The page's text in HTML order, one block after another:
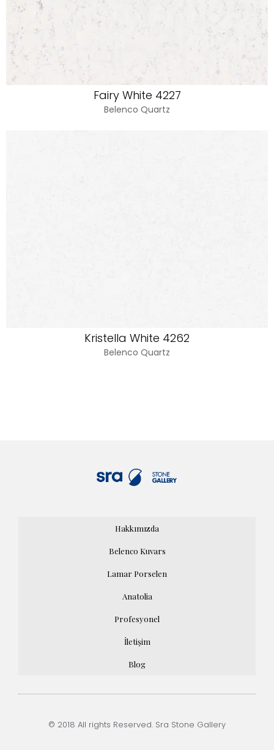
Fairy White 4227
Belenco Quartz
Kristella White 4262
Belenco Quartz
Hakkımızda
Belenco Kuvars
Lamar Porselen
Anatolia
Profesyonel
İletişim
Blog
© 2018 All rights Reserved. Sra Stone Gallery